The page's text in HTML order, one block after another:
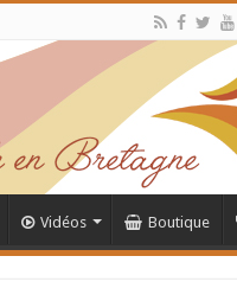
Vidéos Boutique